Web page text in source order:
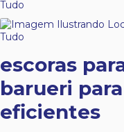
escoras
barueri
eficientes